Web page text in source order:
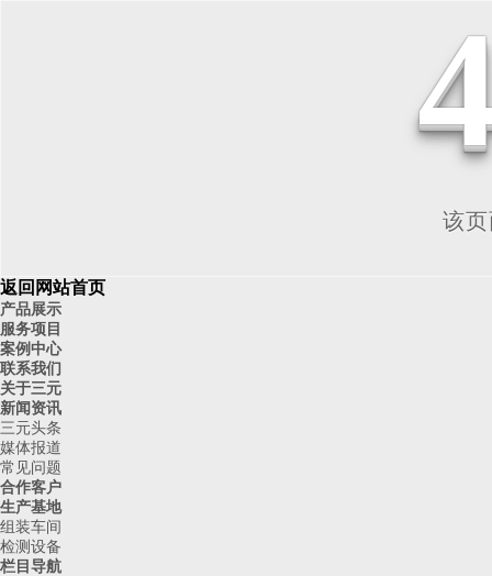
该
返回网站首页
产品展示
服务项目
案例中心
联系我们
关于三元
新闻资讯
三元头条
媒体报道
常见问题
合作客户
生产基地
组装车间
检测设备
栏目导航